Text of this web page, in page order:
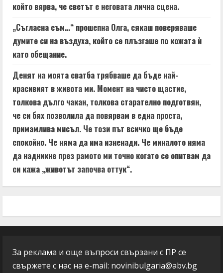
който вярва, че светът е неговата лична сцена.
„Съгласна съм…“ прошепна Олга, сякаш поверяваше
думите си на въздуха, който се плъзгаше по кожата ѝ
като обещание.
Денят на моята сватба трябваше да бъде най-
красивият в живота ми. Момент на чисто щастие,
толкова дълго чакан, толкова старателно подготвян,
че си бях позволила да повярвам в една проста,
примамлива мисъл. Че този път всичко ще бъде
спокойно. Че няма да има изненади. Че миналото няма
да надникне през рамото ми точно когато се опитвам да
си кажа „животът започва оттук“.
За реклама и още въпроси свързани с ПР се
свържете с нас на e-mail: novinibulgaria@abv.bg